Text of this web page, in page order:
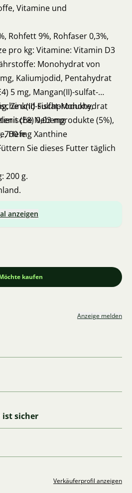
Vitamine und
Rohfett 9%, Rohfaser 0,3%,
pro kg: Vitamine: Vitamin D3
Monohydrat von
mg, Kaliumjodid, Pentahydrat
5 mg, Mangan(II)-sulfat-
Zink(II)-sulfat-Monohydrat
(E8) 0,03 mg
700 mg Xanthine
und Fischprodukte,
Nebenprodukte (5%),
Hefe
Sie dieses Futter täglich
200 g.
anzeigen
kaufen
Anzeige melden
ist sicher
Verkäuferprofil anzeigen